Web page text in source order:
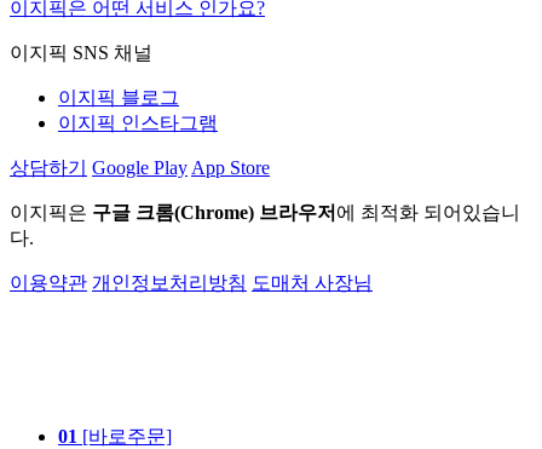
이지픽은 어떤 서비스 인가요?
이지픽 SNS 채널
이지픽 블로그
이지픽 인스타그램
상담하기 Google Play App Store
이지픽은 구글 크롬(Chrome) 브라우저 에 최적화 되어있습니
다.
이용약관 개인정보처리방침 도매처 사장님
01 [바로주문]